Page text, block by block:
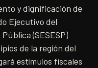
y dignificación de
Ejecutivo del
(SESESP)
de la región del
estímulos fiscales